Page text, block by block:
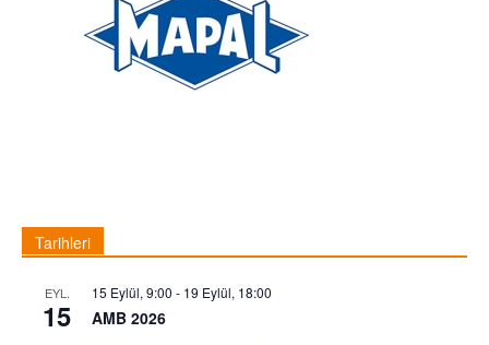
Tarihleri
EYL.
15
15 Eylül, 9:00 - 19 Eylül, 18:00
AMB 2026